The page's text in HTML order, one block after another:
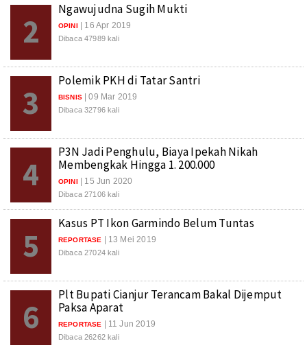
2
Ngawujudna Sugih Mukti
OPINI | 16 Apr 2019
Dibaca 47989 kali
3
Polemik PKH di Tatar Santri
BISNIS | 09 Mar 2019
Dibaca 32796 kali
4
P3N Jadi Penghulu, Biaya Ipekah Nikah
Membengkak Hingga 1. 200.000
OPINI | 15 Jun 2020
Dibaca 27106 kali
5
Kasus PT Ikon Garmindo Belum Tuntas
REPORTASE | 13 Mei 2019
Dibaca 27024 kali
6
Plt Bupati Cianjur Terancam Bakal Dijemput
Paksa Aparat
REPORTASE | 11 Jun 2019
Dibaca 26262 kali